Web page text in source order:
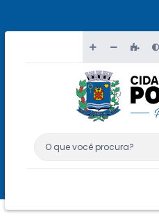
O que você procura?